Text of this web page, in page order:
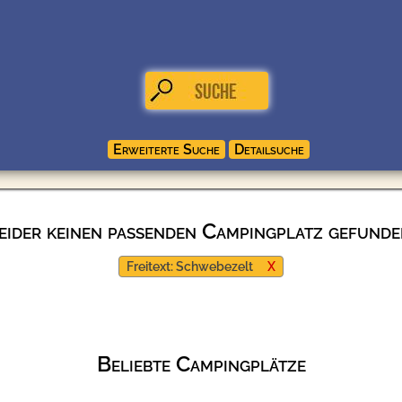
keinen passenden Campingplatz
Freitext: Schwebezelt X
Beliebte Campingplätze